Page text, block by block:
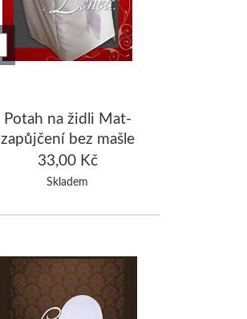
Potah na židli Mat-
zapůjčení bez mašle
33,00 Kč
Skladem